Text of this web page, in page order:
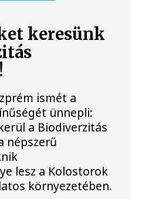
keresünk
ismét a
ünnepli:
a Biodiverzitás
népszerű
lesz a Kolostorok
környezetében.